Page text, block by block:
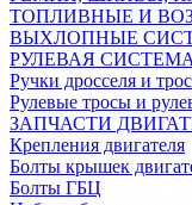
ТОПЛИВНЫЕ И
ВЫХЛОПНЫЕ
РУЛЕВАЯ
Ручки дросселя и
Рулевые тросы и
ЗАПЧАСТИ
Крепления двигателя
Болты крышек
Болты ГБЦ